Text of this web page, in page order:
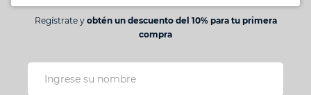
Regístrate y obtén un descuento del 10% para tu primera
compra